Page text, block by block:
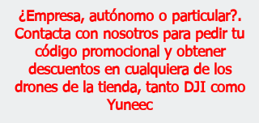
¿Empresa, autónomo o particular?.
Contacta con nosotros para pedir tu
código promocional y obtener
descuentos en cualquiera de los
drones de la tienda, tanto DJI como
Yuneec